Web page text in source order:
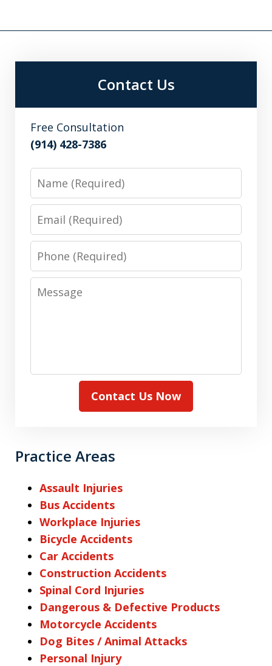
Contact Us
Free Consultation
(914) 428-7386
Name
Email
Phone
Message
Contact Us Now
Practice Areas
Assault Injuries
Bus Accidents
Workplace Injuries
Bicycle Accidents
Car Accidents
Construction Accidents
Spinal Cord Injuries
Dangerous & Defective Products
Motorcycle Accidents
Dog Bites / Animal Attacks
Personal Injury